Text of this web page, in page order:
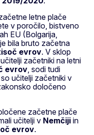
letne plače
v poročilo, bistveno
EU (Bolgarija,
bila bruto začetna
evrov. V sklop
začetniki na letni
evrov, sodi tudi
učitelji začetniki v
določeno
začetne plače
učitelji v Nemčiji in
evrov.